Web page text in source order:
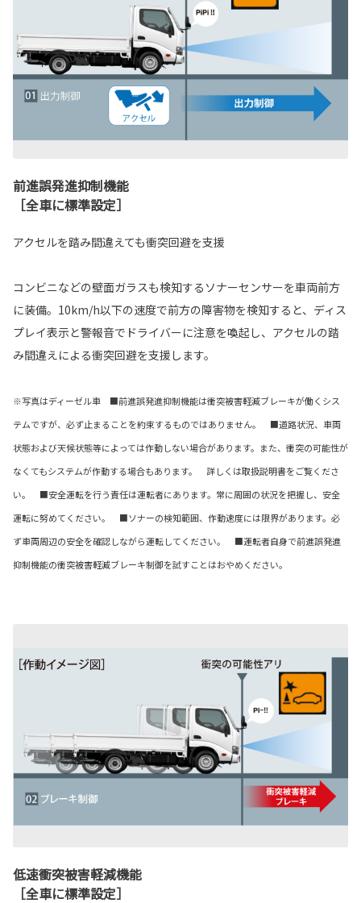
前進誤発進抑制機能
［全車に標準設定］
アクセルを踏み間違えても衝突回避を支援
コンビニなどの壁面ガラスも検知するソナーセンサーを車両前方
に装備。10km/h以下の速度で前方の障害物を検知すると、ディス
プレイ表示と警報音でドライバーに注意を喚起し、アクセルの踏
み間違えによる衝突回避を支援します。
※写真はディーゼル車 ■前進誤発進抑制機能は衝突被害軽減ブレーキが働くシス
テムですが、必ず止まることを約束するものではありません。 ■道路状況、車両
状態および天候状態等によっては作動しない場合があります。また、衝突の可能性が
なくてもシステムが作動する場合もあります。 詳しくは取扱説明書をご覧くださ
い。 ■安全運転を行う責任は運転者にあります。常に周囲の状況を把握し、安全
運転に努めてください。 ■ソナーの検知範囲、作動速度には限界があります。必
ず車両周辺の安全を確認しながら運転してください。 ■運転者自身で前進誤発進
抑制機能の衝突被害軽減ブレーキ制御を試すことはおやめください。
低速衝突被害軽減機能
［全車に標準設定］